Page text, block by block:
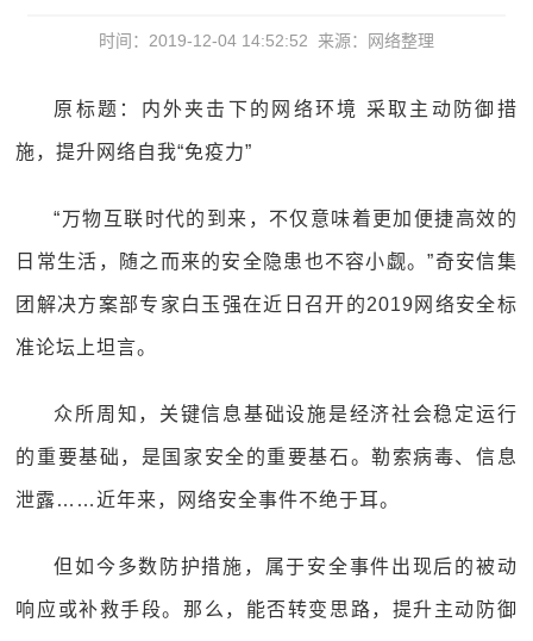
时间：2019-12-04 14:52:52 来源：网络整理
原标题：内外夹击下的网络环境 采取主动防御措
施，提升网络自我“免疫力”
“万物互联时代的到来，不仅意味着更加便捷高效的
日常生活，随之而来的安全隐患也不容小觑。”奇安信集
团解决方案部专家白玉强在近日召开的2019网络安全标
准论坛上坦言。
众所周知，关键信息基础设施是经济社会稳定运行
的重要基础，是国家安全的重要基石。勒索病毒、信息
泄露……近年来，网络安全事件不绝于耳。
但如今多数防护措施，属于安全事件出现后的被动
响应或补救手段。那么，能否转变思路，提升主动防御